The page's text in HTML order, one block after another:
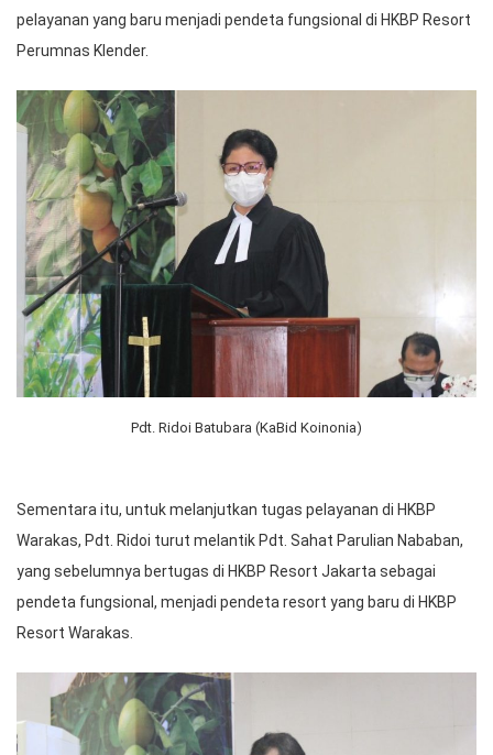
pelayanan yang baru menjadi pendeta fungsional di HKBP Resort
Perumnas Klender.
Pdt. Ridoi Batubara (KaBid Koinonia)
Sementara itu, untuk melanjutkan tugas pelayanan di HKBP
Warakas, Pdt. Ridoi turut melantik Pdt. Sahat Parulian Nababan,
yang sebelumnya bertugas di HKBP Resort Jakarta sebagai
pendeta fungsional, menjadi pendeta resort yang baru di HKBP
Resort Warakas.